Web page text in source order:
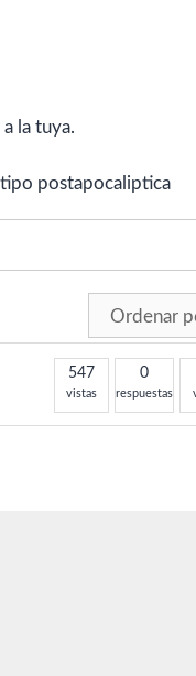
la tuya.
postapocaliptica
547
vistas
0
respuestas